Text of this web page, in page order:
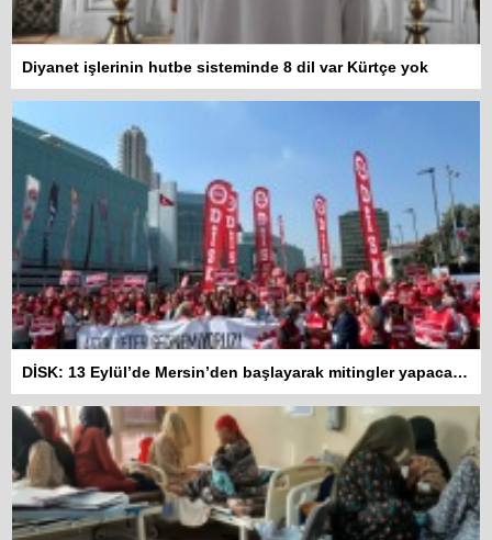
Diyanet işlerinin hutbe sisteminde 8 dil var Kürtçe yok
DİSK: 13 Eylül’de Mersin’den başlayarak mitingler yapacağız